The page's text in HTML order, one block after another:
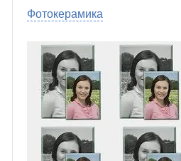
Фотокерамика